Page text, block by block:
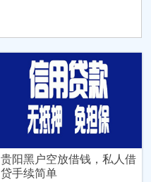
贵阳黑户空放借钱，私人借
贷手续简单